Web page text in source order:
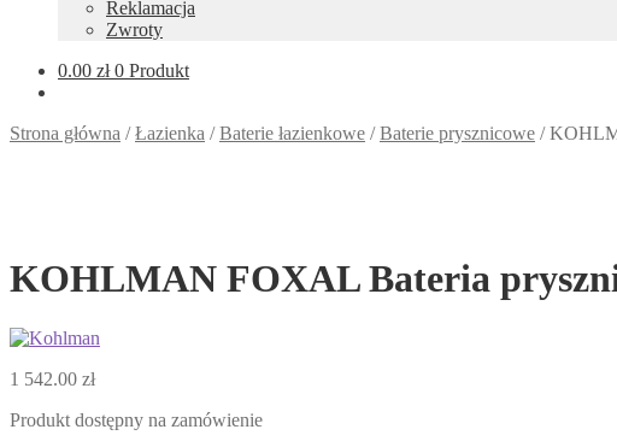
Reklamacja
Zwroty
0.00 zł 0 Produkt
Strona główna /Łazienka /Baterie łazienkowe /Baterie prysznicowe /
KOHLMAN FOXAL Bateria
1 542.00 zł
Produkt dostępny na zamówienie